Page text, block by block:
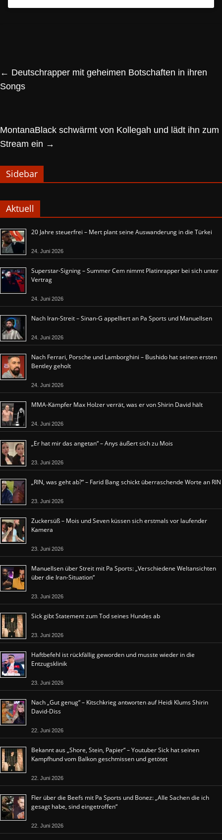
← Deutschrapper mit geheimen Botschaften in ihren
Songs
MontanaBlack schwärmt von Kollegah und lädt ihn zum
Stream ein →
Sidebar
Aktuell
20 Jahre steuerfrei – Mert plant seine Auswanderung in die Türkei
24. Juni 2026
Superstar-Signing – Summer Cem nimmt Platinrapper bei sich unter
Vertrag
24. Juni 2026
Nach Iran-Streit – Sinan-G appelliert an Pa Sports und Manuellsen
24. Juni 2026
Nach Ferrari, Porsche und Lamborghini – Bushido hat seinen ersten
Bentley geholt
24. Juni 2026
MMA-Kämpfer Max Holzer verrät, was er von Shirin David hält
24. Juni 2026
„Er hat mir das angetan“ – Anys äußert sich zu Mois
23. Juni 2026
„RIN, was geht ab?“ – Farid Bang schickt überraschende Worte an RIN
23. Juni 2026
Zuckersüß – Mois und Seven küssen sich erstmals vor laufender
Kamera
23. Juni 2026
Manuellsen über Streit mit Pa Sports: „Verschiedene Weltansichten
über die Iran-Situation“
23. Juni 2026
Sick gibt Statement zum Tod seines Hundes ab
23. Juni 2026
Haftbefehl ist rückfällig geworden und musste wieder in die
Entzugsklinik
23. Juni 2026
Nach „Gut genug“ – Kitschkrieg antworten auf Heidi Klums Shirin
David-Diss
22. Juni 2026
Bekannt aus „Shore, Stein, Papier“ – Youtuber Sick hat seinen
Kampfhund vom Balkon geschmissen und getötet
22. Juni 2026
Fler über die Beefs mit Pa Sports und Bonez: „Alle Sachen die ich
gesagt habe, sind eingetroffen“
22. Juni 2026